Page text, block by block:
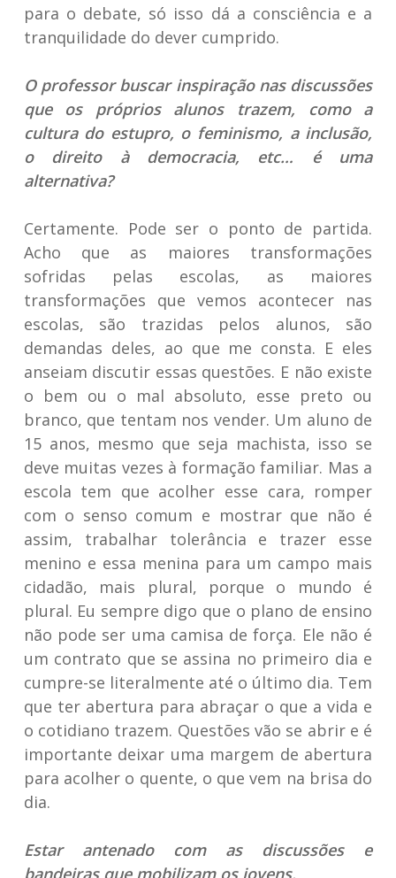
para o debate, só isso dá a consciência e a
tranquilidade do dever cumprido.
O professor buscar inspiração nas discussões
que os próprios alunos trazem, como a
cultura do estupro, o feminismo, a inclusão,
o direito à democracia, etc… é uma
alternativa?
Certamente. Pode ser o ponto de partida.
Acho que as maiores transformações
sofridas pelas escolas, as maiores
transformações que vemos acontecer nas
escolas, são trazidas pelos alunos, são
demandas deles, ao que me consta. E eles
anseiam discutir essas questões. E não existe
o bem ou o mal absoluto, esse preto ou
branco, que tentam nos vender. Um aluno de
15 anos, mesmo que seja machista, isso se
deve muitas vezes à formação familiar. Mas a
escola tem que acolher esse cara, romper
com o senso comum e mostrar que não é
assim, trabalhar tolerância e trazer esse
menino e essa menina para um campo mais
cidadão, mais plural, porque o mundo é
plural. Eu sempre digo que o plano de ensino
não pode ser uma camisa de força. Ele não é
um contrato que se assina no primeiro dia e
cumpre-se literalmente até o último dia. Tem
que ter abertura para abraçar o que a vida e
o cotidiano trazem. Questões vão se abrir e é
importante deixar uma margem de abertura
para acolher o quente, o que vem na brisa do
dia.
Estar antenado com as discussões e
bandeiras que mobilizam os jovens.